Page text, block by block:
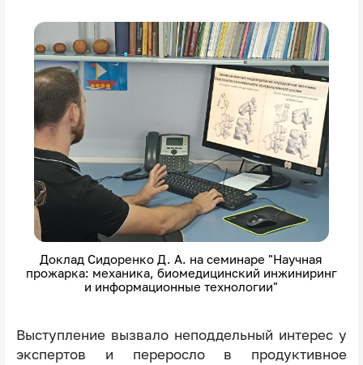
Доклад Сидоренко Д. А. на семинаре "Научная
прожарка: механика, биомедицинский инжиниринг
и информационные технологии"
Выступление вызвало неподдельный интерес у
экспертов и переросло в продуктивное